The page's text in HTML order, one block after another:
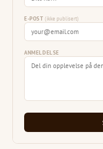
E-POST(ikke publisert)
ANMELDELSE